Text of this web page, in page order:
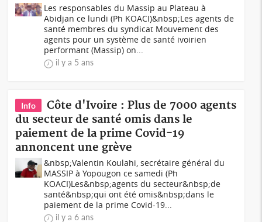
Les responsables du Massip au Plateau à
Abidjan ce lundi (Ph KOACI)&nbsp;Les agents de
santé membres du syndicat Mouvement des
agents pour un système de santé ivoirien
performant (Massip) on...
il y a 5 ans
Info
Côte d'Ivoire : Plus de 7000 agents
du secteur de santé omis dans le
paiement de la prime Covid-19
annoncent une grève
&nbsp;Valentin Koulahi, secrétaire général du
MASSIP à Yopougon ce samedi (Ph
KOACI)Les&nbsp;agents du secteur&nbsp;de
santé&nbsp;qui ont été omis&nbsp;dans le
paiement de la prime Covid-19...
il y a 6 ans